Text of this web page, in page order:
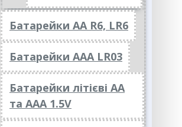
Батарейки АА R6, LR6
Батарейки АAА LR03
Батарейки літієві АА
та ААА 1.5V